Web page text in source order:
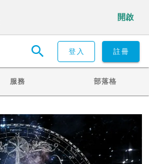
開啟
登入 註冊
服務 部落格